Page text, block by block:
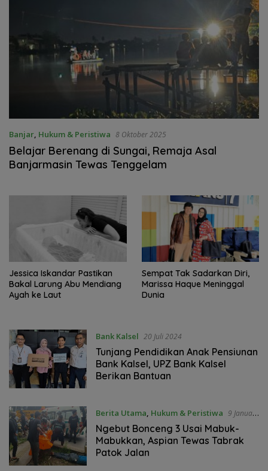
Banjar, Hukum & Peristiwa 8 Oktober 2025
Belajar Berenang di Sungai, Remaja Asal
Banjarmasin Tewas Tenggelam
Jessica Iskandar Pastikan
Bakal Larung Abu Mendiang
Ayah ke Laut
Sempat Tak Sadarkan Diri,
Marissa Haque Meninggal
Dunia
Bank Kalsel 20 Juli 2024
Tunjang Pendidikan Anak Pensiunan
Bank Kalsel, UPZ Bank Kalsel
Berikan Bantuan
Berita Utama, Hukum & Peristiwa 9 Januari
2024
Ngebut Bonceng 3 Usai Mabuk-
Mabukkan, Aspian Tewas Tabrak
Patok Jalan